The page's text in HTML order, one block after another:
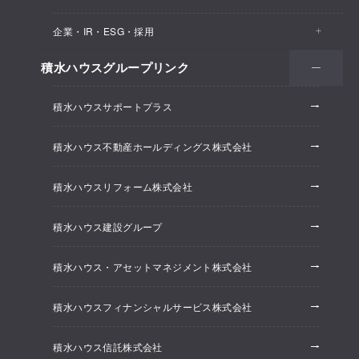
保育所・教育支援施設
オフィス・事務所
建築実例
オフィス系開発事業
ホテル系開発事業
大規模開発事業
賃貸マンション開発事業
企業・IR・ESG・採用
会社情報
株主・投資家情報
ESG経営
研究開発
採用情報
ニュースリリース
積水ハウスグループリンク
積水ハウスサポートプラス
積水ハウス不動産ホールディングス株式会社
積水ハウスリフォーム株式会社
積水ハウス建設グループ
積水ハウス・アセットマネジメント株式会社
積水ハウスフィナンシャルサービス株式会社
積水ハウス信託株式会社